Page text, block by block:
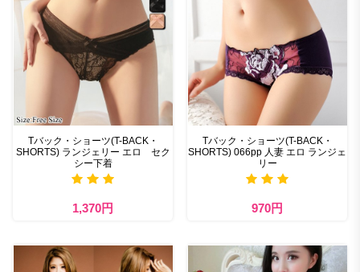
Tバック・ショーツ(T-BACK・
SHORTS) ランジェリー エロ セク
シー下着
1,370円
Tバック・ショーツ(T-BACK・
SHORTS) 066pp 人妻 エロ ランジェ
リー
970円